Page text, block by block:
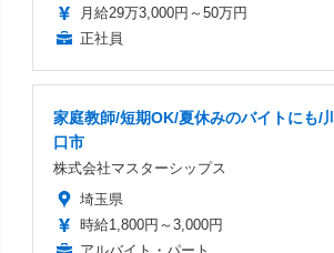
月給29万3,000円～50万円
正社員
家庭教師/短期OK/夏休みのバイトにも/川
口市
株式会社マスターシップス
埼玉県
時給1,800円～3,000円